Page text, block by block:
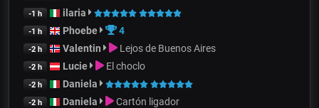
-1 h ilaria
-1 h Phoebe 4
-2 h Valentin Lejos de Buenos Aires
-2 h Lucie El choclo
-2 h Daniela
-2 h Daniela Cartón ligador